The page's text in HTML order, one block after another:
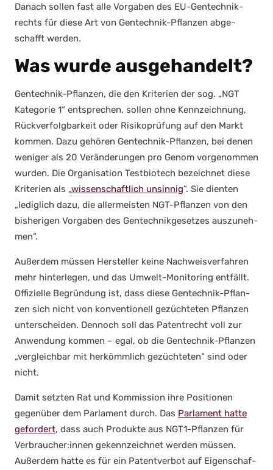
Danach sol­len fast alle Vor­ga­ben des EU-Gen­tech­nik­
rechts für die­se Art von Gen­tech­nik-Pflan­zen abge­
schafft wer­den.
Was wurde ausgehandelt?
Gen­tech­nik-Pflan­zen, die den Kri­te­ri­en der sog. „NGT
Kate­go­rie 1“ ent­spre­chen, sol­len ohne Kenn­zeich­nung,
Rück­ver­folg­bar­keit oder Risi­ko­prü­fung auf den Markt
kom­men. Dazu gehö­ren Gen­tech­nik-Pflan­zen, bei denen
weni­ger als 20 Ver­än­de­run­gen pro Genom vor­ge­nom­men
wur­den. Die Orga­ni­sa­ti­on Test­bio­tech bezeich­net die­se
Kri­te­ri­en als „wis­sen­schaft­lich unsin­nig“. Sie dien­ten
„ledig­lich dazu, die aller­meis­ten NGT-Pflan­zen von den
bis­he­ri­gen Vor­ga­ben des Gen­tech­nik­ge­set­zes aus­zu­neh­
men“.
Außer­dem müs­sen Her­stel­ler kei­ne Nach­weis­ver­fah­ren
mehr hin­ter­le­gen, und das Umwelt-Moni­to­ring ent­fällt.
Offi­zi­el­le Begrün­dung ist, dass die­se Gen­tech­nik-Pflan­
zen sich nicht von kon­ven­tio­nell gezüch­te­ten Pflan­zen
unter­schei­den. Den­noch soll das Patent­recht voll zur
Anwen­dung kom­men – egal, ob die Gen­tech­nik-Pflan­zen
„ver­gleich­bar mit her­kömm­lich gezüch­te­ten“ sind oder
nicht.
Damit setz­ten Rat und Kom­mis­si­on ihre Posi­tio­nen
gegen­über dem Par­la­ment durch. Das Par­la­ment hat­te
gefor­dert, dass auch Pro­duk­te aus NGT1-Pflan­zen für
Verbraucher:innen gekenn­zeich­net wer­den müs­sen.
Außer­dem hat­te es für ein Patent­ver­bot auf Eigen­schaf­